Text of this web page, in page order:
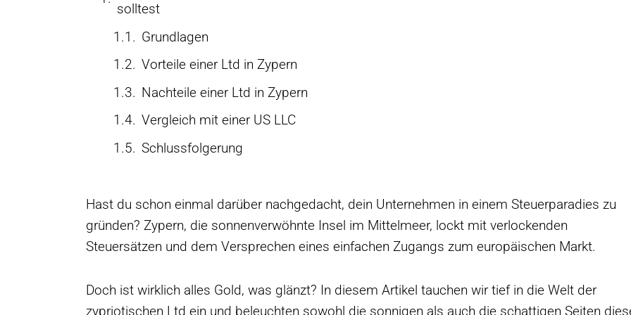
solltest
Grundlagen
Vorteile einer Ltd in Zypern
Nachteile einer Ltd in Zypern
Vergleich mit einer US LLC
Schlussfolgerung
Hast du schon einmal darüber nachgedacht, dein Unternehmen in einem Steuerparadies zu
gründen? Zypern, die sonnenverwöhnte Insel im Mittelmeer, lockt mit verlockenden
Steuersätzen und dem Versprechen eines einfachen Zugangs zum europäischen Markt.
Doch ist wirklich alles Gold, was glänzt? In diesem Artikel tauchen wir tief in die Welt der
zypriotischen Ltd ein und beleuchten sowohl die sonnigen als auch die schattigen Seiten